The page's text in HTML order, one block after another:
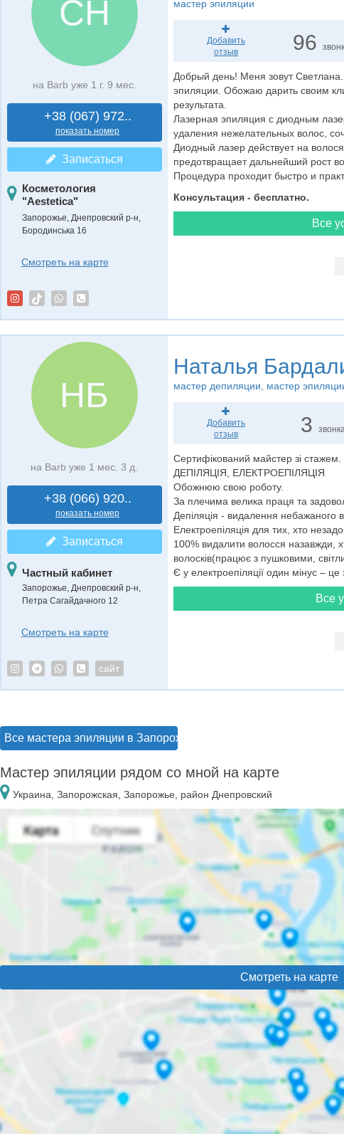
СН
на Barb уже 1 г. 9 мес.
+38 (067) 972..
показать номер
Записаться
Косметология
"Aestetica"
Запорожье, Днепровский р-н,
Бородинська 16
Смотреть на карте
мастер эпиляции
Добавить
отзыв
96
Добрый день! Меня зовут
эпиляции. Обожаю дарить своим
результата.
Лазерная эпиляция с диодным
удаления нежелательных волос,
Диодный лазер действует на
предотвращает дальнейший рост
Процедура проходит быстро и
Консультация - бесплатно.
Все
НБ
на Barb уже 1 мес. 3 д.
+38 (066) 920..
показать номер
Записаться
Частный кабинет
Запорожье, Днепровский р-н,
Петра Сагайдачного 12
Смотреть на карте
сайт
Наталья
мастер депиляции , мастер
Добавить
отзыв
3
Сертифікований майстер зі стажем.
ДЕПІЛЯЦІЯ, ЕЛЕКТРОЕПІЛЯЦІЯ
Обожнюю свою роботу.
За плечима велика праця та
Депіляція - видалення небажаного
Електроепіляція для тих, хто
100% видалити волосся назавжди,
волосків(працює з пушковими,
Є у електроепіляції один мінус – це
Все
Все мастера эпиляции в Запорожье
Мастер эпиляции рядом со мной на карте
Украина, Запорожская, Запорожье, район Днепровский
Смотреть на карте